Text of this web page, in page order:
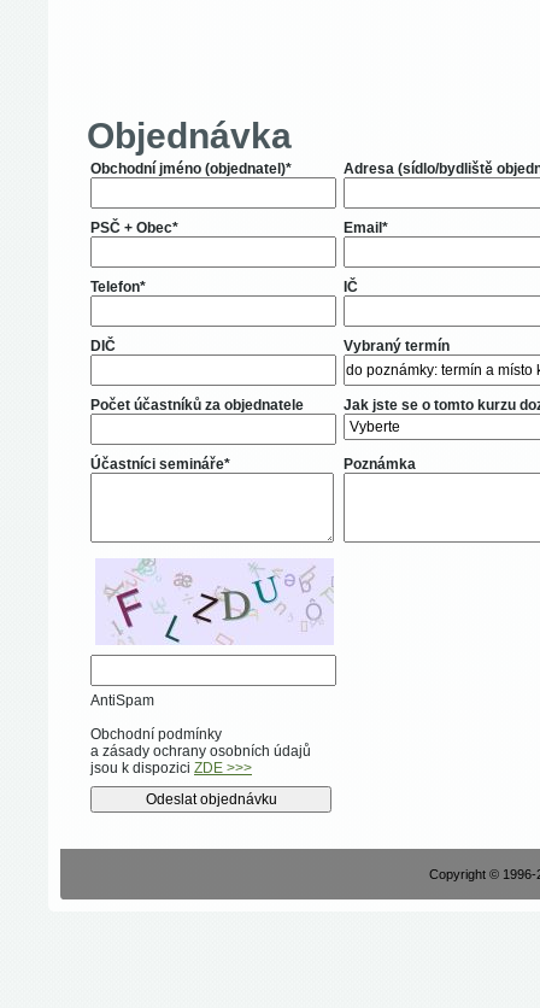
Objednávka
Obchodní jméno (objednatel)* Adresa (sídlo/bydliště
PSČ + Obec* Email*
Telefon* IČ
DIČ Vybraný termín
Počet účastníků za objednatele Jak jste se o tomto kurzu
Účastníci semináře* Poznámka
AntiSpam
Obchodní podmínky
a zásady ochrany osobních údajů
jsou k dispozici ZDE >>>
Copyright © 1996-